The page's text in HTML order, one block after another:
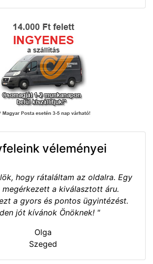
véleményei
hogy rátaláltam az oldalra. Egy
a kiválasztott áru.
a gyors és pontos ügyintézést.
jót kívánok Önöknek! "
Olga
Szeged